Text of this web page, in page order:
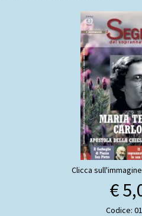
Clicca
€
Codice: